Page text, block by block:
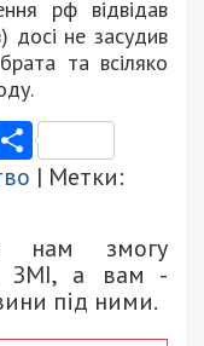
рф відвідав
досі не засудив
та всіляко
| Метки:
нам змогу
ЗМІ, а вам -
під ними.